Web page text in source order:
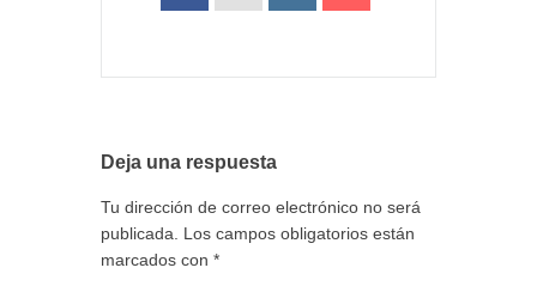
Deja una respuesta
Tu dirección de correo electrónico no será
publicada. Los campos obligatorios están
marcados con *